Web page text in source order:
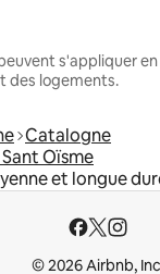
s'appliquer
des logements.
Catalogne
Oïsme
et longue
© 2026 Airbnb,